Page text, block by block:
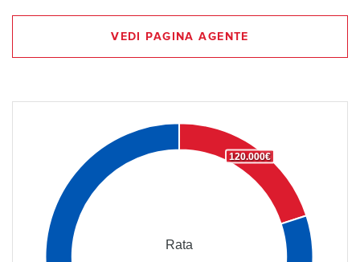
VEDI PAGINA AGENTE
120.000€
Rata